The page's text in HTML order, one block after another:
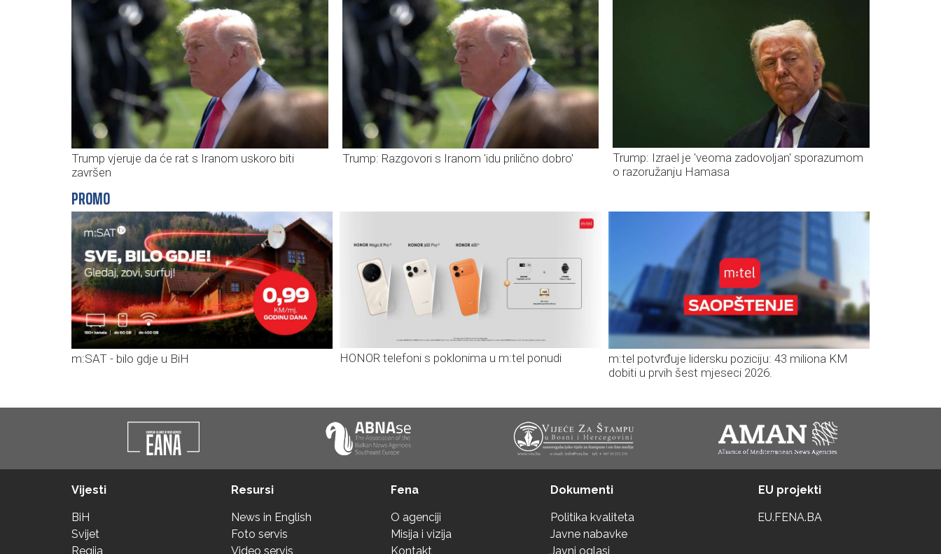
Trump vjeruje da će rat s Iranom uskoro biti
završen
Trump: Razgovori s Iranom 'idu prilično dobro'
Trump: Izrael je 'veoma zadovoljan' sporazumom
o razoružanju Hamasa
PROMO
m:SAT - bilo gdje u BiH HONOR telefoni s poklonima u m:tel ponudi
m:tel potvrđuje lidersku poziciju: 43 miliona KM
dobiti u prvih šest mjeseci 2026.
Vijesti
BiH
Svijet
Regija
Resursi
News in English
Foto servis
Video servis
Fena
O agenciji
Misija i vizija
Kontakt
Dokumenti
Politika kvaliteta
Javne nabavke
Javni oglasi
EU projekti
EU.FENA.BA